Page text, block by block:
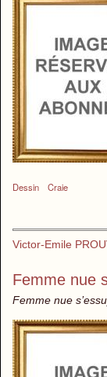
Dessin Craie
Victor-Emile
Femme nue
Femme nue